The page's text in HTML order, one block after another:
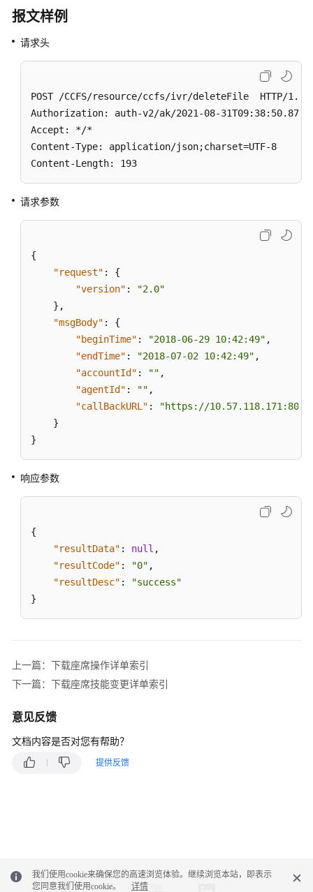
文
件
下
载
IVR
方
下
录
音
文
传
方
生
成
件
第
除
文
报文样例
请求头
POST /CCFS/resource/ccfs/ivr/deleteFile  HTTP/1.1
Authorization: auth-v2/ak/2021-08-
Accept: */*
Content-Type: application/json;charset=UTF-8
Content-Length: 193
请求参数
{
"request" :
{
"version" :
"2.0"
} ,
"msgBody" :
{
"beginTime" : "2018-06-29 10:42:49" ,
"endTime" : "2018-07-02 10:42:49" ,
"accountId" : "" ,
"agentId" : "" ,
"callBackURL" :
"https://
}
}
响应参数
{
"resultData" : null ,
"resultCode" : "0" ,
"resultDesc" :
"success"
}
上一篇：下载座席操作详单索引
下一篇：下载座席技能变更详单索引
意见反馈
文档内容是否对您有帮助？
提供反馈
我们使用cookie来确保您的高速浏览体验。继续浏览本站，即表示
您同意我们使用cookie。
详情